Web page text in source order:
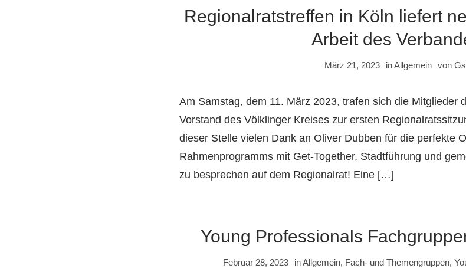
Regionalratstreffen in Köln liefert
Arbeit des
März 21, 2023 inAllgemein von
Am Samstag, dem 11. März 2023, trafen sich die Mitglieder
Vorstand des Völklinger Kreises zur ersten
dieser Stelle vielen Dank an Oliver Dubben für die perfekte
Rahmenprogramms mit Get-Together, Stadtführung und
zu besprechen auf dem Regionalrat! Eine […]
Young Professionals
Februar 28, 2023 inAllgemein, Fach- und Themengruppen,